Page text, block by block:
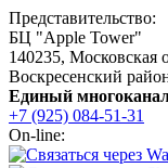
Представительство:
БЦ "Apple Tower"
140235, Московская
Воскресенский
Единый
+7 (925) 084-51-31
On-line: